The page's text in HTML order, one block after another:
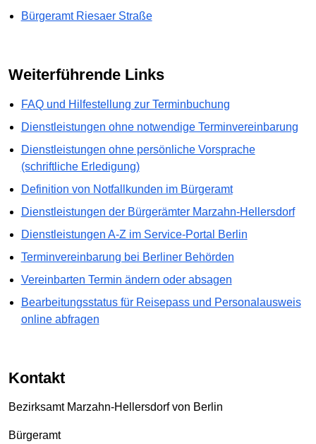
Bürgeramt Riesaer Straße
weiterführende Links
FAQ und Hilfestellung zur Terminbuchung
Dienstleistungen ohne notwendige Terminvereinbarung
Dienstleistungen ohne persönliche Vorsprache
(schriftliche Erledigung)
Definition von Notfallkunden im Bürgeramt
Dienstleistungen der Bürgerämter Marzahn-Hellersdorf
Dienstleistungen A-Z im Service-Portal Berlin
Terminvereinbarung bei Berliner Behörden
Vereinbarten Termin ändern oder absagen
Bearbeitungsstatus für Reisepass und Personalausweis
online abfragen
Kontakt
Bezirksamt Marzahn-Hellersdorf von Berlin
Bürgeramt